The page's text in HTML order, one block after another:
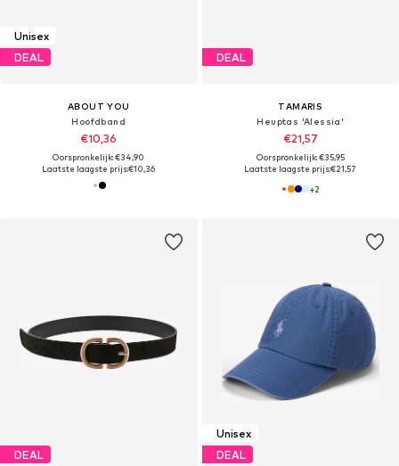
Unisex
DEAL
ABOUT YOU
Hoofdband
€10,36
Oorspronkelijk: €34,90
Laatste laagste prijs:€10,36
DEAL
TAMARIS
Heuptas 'Alessia'
€21,57
Oorspronkelijk: €35,95
Laatste laagste prijs:€21,57
+2
DEAL
Unisex
DEAL